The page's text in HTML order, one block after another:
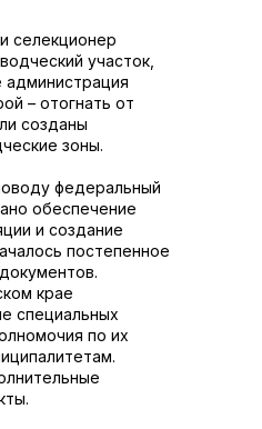
селекционер
участок,
– отогнать от
созданы
зоны.
федеральный
обеспечение
и создание
постепенное
крае
специальных
по их